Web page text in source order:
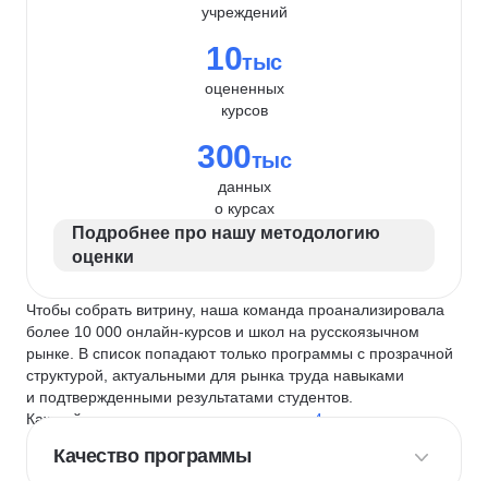
учреждений
10тыс
оцененных
курсов
300тыс
данных
о курсах
Подробнее про нашу методологию
оценки
Чтобы собрать витрину, наша команда проанализировала
более 10 000 онлайн-курсов и школ на русскоязычном
рынке. В список попадают только программы с прозрачной
структурой, актуальными для рынка труда навыками
и подтвержденными результатами студентов.
Каждый курс и школу мы оцениваем по
4 критериям
Качество программы